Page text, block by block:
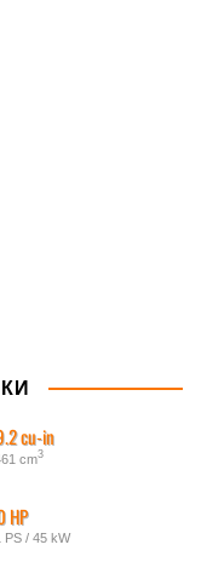
cu-in
cm3
HP
PS / 45 kW